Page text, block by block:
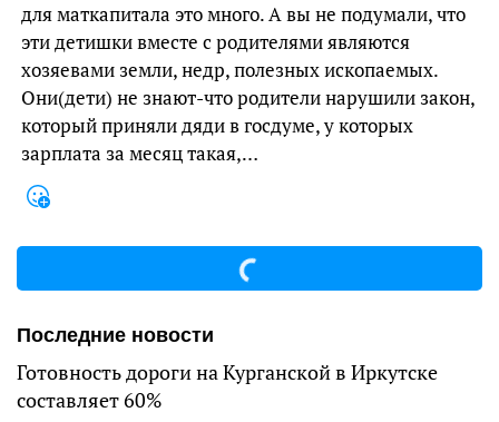
для маткапитала это много. А вы не подумали, что
эти детишки вместе с родителями являются
хозяевами земли, недр, полезных ископаемых.
Они(дети) не знают-что родители нарушили закон,
который приняли дяди в госдуме, у которых
зарплата за месяц такая,…
Последние новости
Готовность дороги на Курганской в Иркутске
составляет 60%